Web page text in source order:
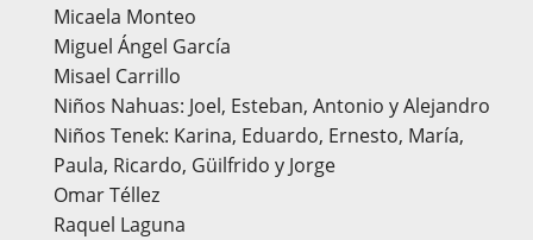
Micaela Monteo
Miguel Ángel García
Misael Carrillo
Niños Nahuas: Joel, Esteban, Antonio y Alejandro
Niños Tenek: Karina, Eduardo, Ernesto, María,
Paula, Ricardo, Güilfrido y Jorge
Omar Téllez
Raquel Laguna